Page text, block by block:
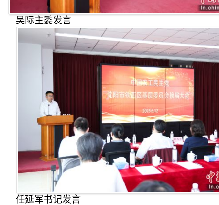
吴际主委发言
任延军书记发言